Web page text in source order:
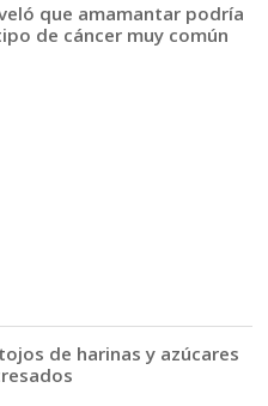
que amamantar podría
de cáncer muy común
de harinas y azúcares